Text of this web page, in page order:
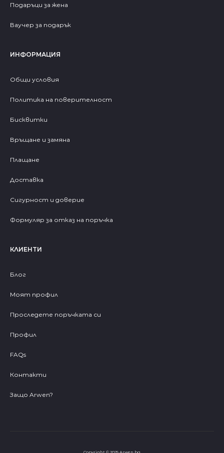
Подаръци за жена
Ваучер за подарък
ИНФОРМАЦИЯ
Общи условия
Политика на поверителност
Бисквитки
Връщане и замяна
Плащане
Доставка
Сигурност и доверие
Формуляр за отказ на поръчка
КЛИЕНТИ
Блог
Моят профил
Проследете поръчката си
Профил
FAQs
Контакти
Защо Arwen?
Copyright © 2025 Arwen.bg